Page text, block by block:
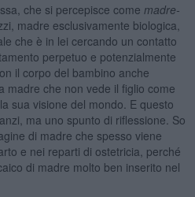
che si percepisce come madre-
madre esclusivamente biologica,
che è in lei cercando un contatto
perpetuo e potenzialmente
il corpo del bambino anche
madre che non vede il figlio come
sua visione del mondo. E questo
ma uno spunto di riflessione. So
di madre che spesso viene
e nei reparti di ostetricia, perché
di madre molto ben inserito nel